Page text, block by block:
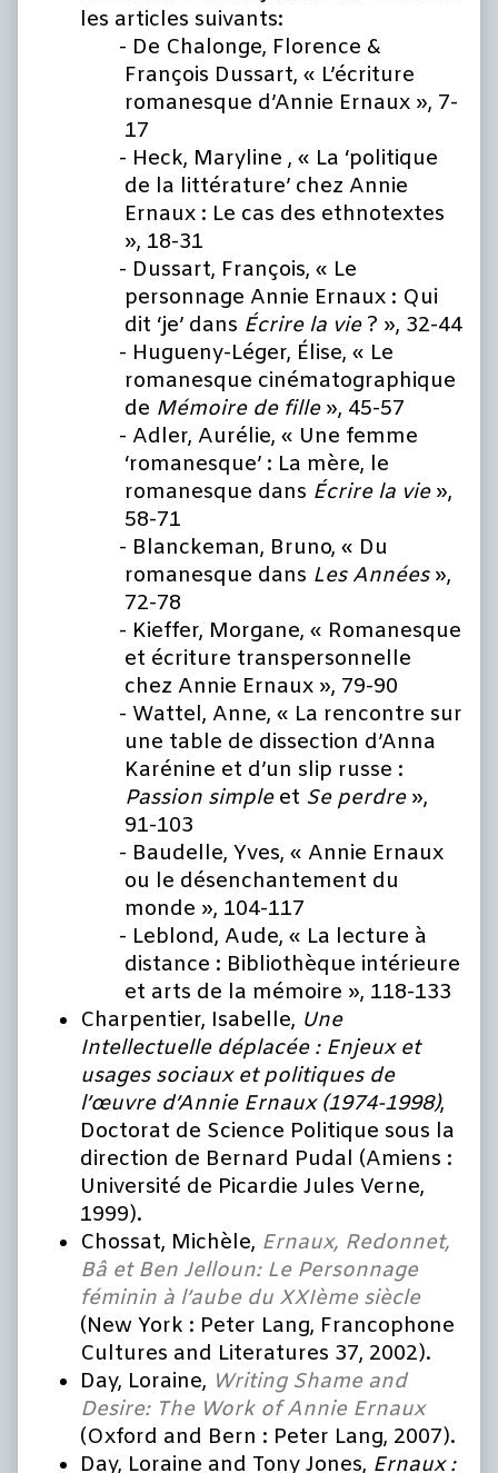
les articles suivants:
De Chalonge, Florence &
François Dussart, « L’écriture
romanesque d’Annie Ernaux », 7-
17
Heck, Maryline , « La ‘politique
de la littérature’ chez Annie
Ernaux : Le cas des ethnotextes
», 18-31
Dussart, François, « Le
personnage Annie Ernaux : Qui
dit ‘je’ dans Écrire la vie? », 32-44
Hugueny-Léger, Élise, « Le
romanesque cinématographique
de Mémoire de fille», 45-57
Adler, Aurélie, « Une femme
‘romanesque’ : La mère, le
romanesque dans Écrire la vie»,
58-71
Blanckeman, Bruno, « Du
romanesque dans Les Années»,
72-78
Kieffer, Morgane, « Romanesque
et écriture transpersonnelle
chez Annie Ernaux », 79-90
Wattel, Anne, « La rencontre sur
une table de dissection d’Anna
Karénine et d’un slip russe :
Passion simpleet Se perdre»,
91-103
Baudelle, Yves, « Annie Ernaux
ou le désenchantement du
monde », 104-117
Leblond, Aude, « La lecture à
distance : Bibliothèque intérieure
et arts de la mémoire », 118-133
Charpentier, Isabelle, Une
Intellectuelle déplacée : Enjeux et
usages sociaux et politiques de
l’œuvre d’Annie Ernaux (1974-1998),
Doctorat de Science Politique sous la
direction de Bernard Pudal (Amiens :
Université de Picardie Jules Verne,
1999).
Chossat, Michèle, Ernaux, Redonnet,
Bâ et Ben Jelloun: Le Personnage
féminin à l’aube du XXIème siècle
(New York : Peter Lang, Francophone
Cultures and Literatures 37, 2002).
Day, Loraine, Writing Shame and
Desire: The Work of Annie Ernaux
(Oxford and Bern : Peter Lang, 2007).
Day, Loraine and Tony Jones, Ernaux :